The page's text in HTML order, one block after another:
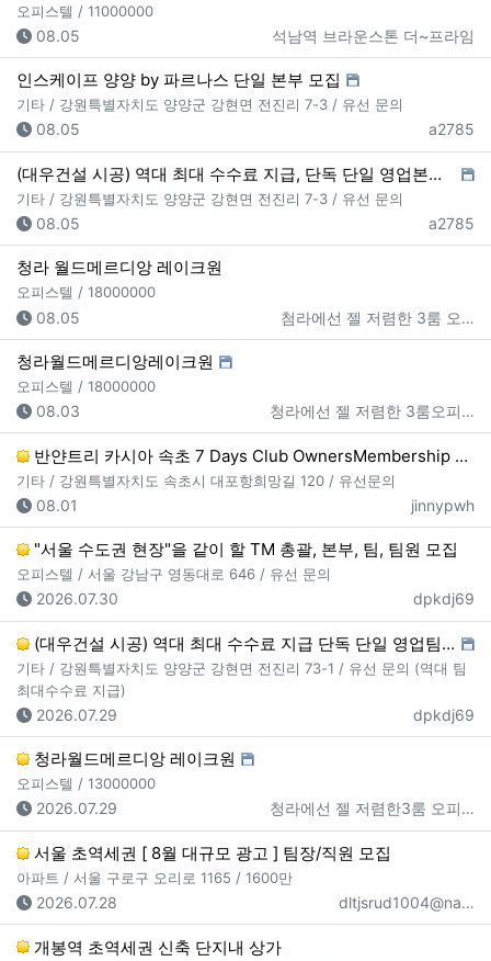
오피스텔 / 11000000
등록자
석남역 브라운스톤 더~프라임
등록일
08.05
인스케이프 양양 by 파르나스 단일 본부 모집
기타 / 강원특별자치도 양양군 강현면 전진리 7-3 / 유선 문의
등록자
a2785
등록일
08.05
(대우건설 시공) 역대 최대 수수료 지급, 단독 단일 영업본부 선착순 모집 (팀,팀원 개별문의 가능)
기타 / 강원특별자치도 양양군 강현면 전진리 7-3 / 유선 문의
등록자
a2785
등록일
08.05
청라 월드메르디앙 레이크원
오피스텔 / 18000000
등록자
첨라에선 젤 저렴한 3룸 오…
등록일
08.05
청라월드메르디앙레이크원
오피스텔 / 18000000
등록자
청라에선 젤 저렴한 3룸오피…
등록일
08.03
반얀트리 카시아 속초 7 Days Club OwnersMembership 분양직원 모집
기타 / 강원특별자치도 속초시 대포항희망길 120 / 유선문의
등록자
jinnypwh
등록일
08.01
"서울 수도권 현장"을 같이 할 TM 총괄, 본부, 팀, 팀원 모집
오피스텔 / 서울 강남구 영동대로 646 / 유선 문의
등록자
dpkdj69
등록일
2026.07.30
(대우건설 시공) 역대 최대 수수료 지급 단독 단일 영업팀 선착순 모집
기타 / 강원특별자치도 양양군 강현면 전진리 73-1 / 유선 문의 (역대 팀
최대수수료 지급)
등록자
dpkdj69
등록일
2026.07.29
청라월드메르디앙 레이크원
오피스텔 / 13000000
등록자
청라에선 젤 저렴한3룸 오피…
등록일
2026.07.29
서울 초역세권 [ 8월 대규모 광고 ] 팀장/직원 모집
아파트 / 서울 구로구 오리로 1165 / 1600만
등록자
dltjsrud1004@na…
등록일
2026.07.28
개봉역 초역세권 신축 단지내 상가